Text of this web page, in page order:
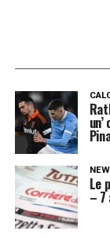
Le
– 7